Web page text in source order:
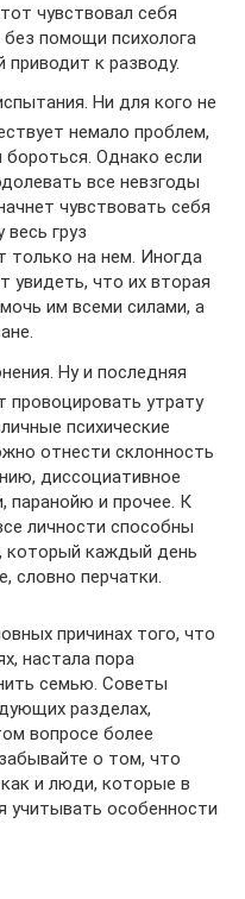
чувствовал себя
помощи психолога
к разводу.
Ни для кого не
немало проблем,
Однако если
все невзгоды
чувствовать себя
груз
только на нем. Иногда
что их вторая
им всеми силами, а
Ну и последняя
провоцировать утрату
психические
отнести склонность
диссоциативное
паранойю и прочее. К
личности способны
который каждый день
словно перчатки.
причинах того, что
настала пора
семью. Советы
разделах,
вопросе более
о том, что
и люди, которые в
учитывать особенности